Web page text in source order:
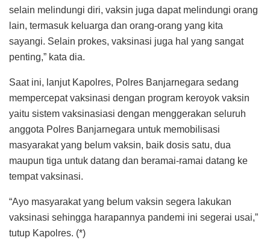
selain melindungi diri, vaksin juga dapat melindungi orang
lain, termasuk keluarga dan orang-orang yang kita
sayangi. Selain prokes, vaksinasi juga hal yang sangat
penting,” kata dia.
Saat ini, lanjut Kapolres, Polres Banjarnegara sedang
mempercepat vaksinasi dengan program keroyok vaksin
yaitu sistem vaksinasiasi dengan menggerakan seluruh
anggota Polres Banjarnegara untuk memobilisasi
masyarakat yang belum vaksin, baik dosis satu, dua
maupun tiga untuk datang dan beramai-ramai datang ke
tempat vaksinasi.
“Ayo masyarakat yang belum vaksin segera lakukan
vaksinasi sehingga harapannya pandemi ini segerai usai,”
tutup Kapolres. (*)